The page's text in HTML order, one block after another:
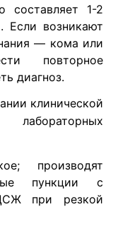
составляет 1-2
Если возникают
— кома или
повторное
диагноз.
клинической
производят
пункции с
при резкой